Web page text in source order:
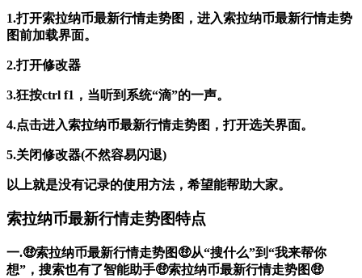
1.打开索拉纳币最新行情走势图，进入索拉纳币最新行情走势
图前加载界面。
2.打开修改器
3.狂按ctrl f1，当听到系统“滴”的一声。
4.点击进入索拉纳币最新行情走势图，打开选关界面。
5.关闭修改器(不然容易闪退)
以上就是没有记录的使用方法，希望能帮助大家。
索拉纳币最新行情走势图特点
一.🤑索拉纳币最新行情走势图🤑从“搜什么”到“我来帮你
想”，搜索也有了智能助手🤑索拉纳币最新行情走势图🤑